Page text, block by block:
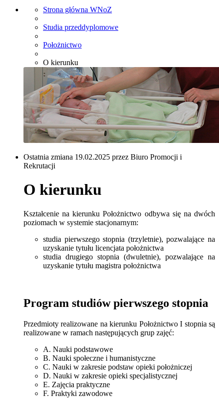
Strona główna WNoZ
Studia przeddyplomowe
Położnictwo
O kierunku
Ostatnia zmiana 19.02.2025 przez Biuro Promocji i
Rekrutacji
O kierunku
Kształcenie na kierunku Położnictwo odbywa się na dwóch
poziomach w systemie stacjonarnym:
studia pierwszego stopnia (trzyletnie), pozwalające na
uzyskanie tytułu licencjata położnictwa
studia drugiego stopnia (dwuletnie), pozwalające na
uzyskanie tytułu magistra położnictwa
Program studiów pierwszego stopnia
Przedmioty realizowane na kierunku Położnictwo I stopnia są
realizowane w ramach następujących grup zajęć:
A. Nauki podstawowe
B. Nauki społeczne i humanistyczne
C. Nauki w zakresie podstaw opieki położniczej
D. Nauki w zakresie opieki specjalistycznej
E. Zajęcia praktyczne
F. Praktyki zawodowe